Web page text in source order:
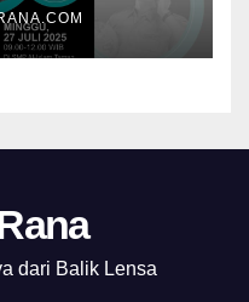
dari Balik Lensa